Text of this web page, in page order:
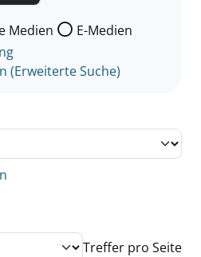
nach der Sie suchen wollen.
Medien
E-Medien
(Erweiterte Suche)
Treffer pro Seite